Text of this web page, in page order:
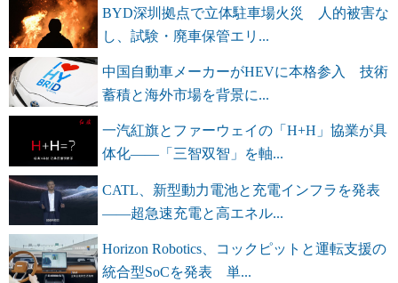
BYD深圳拠点で立体駐車場火災 人的被害な
し、試験・廃車保管エリ...
中国自動車メーカーがHEVに本格参入 技術
蓄積と海外市場を背景に...
一汽紅旗とファーウェイの「H+H」協業が具
体化――「三智双智」を軸...
CATL、新型動力電池と充電インフラを発表
――超急速充電と高エネル...
Horizon Robotics、コックピットと運転支援の
統合型SoCを発表 単...